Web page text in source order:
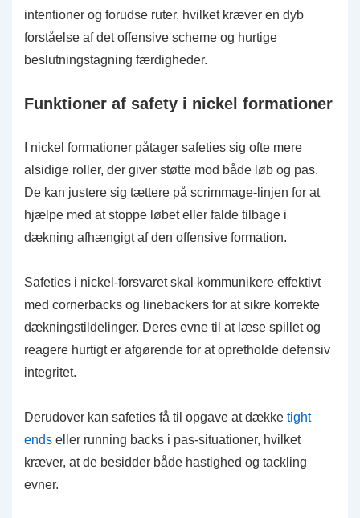
intentioner og forudse ruter, hvilket kræver en dyb
forståelse af det offensive scheme og hurtige
beslutningstagning færdigheder.
Funktioner af safety i nickel formationer
I nickel formationer påtager safeties sig ofte mere
alsidige roller, der giver støtte mod både løb og pas.
De kan justere sig tættere på scrimmage-linjen for at
hjælpe med at stoppe løbet eller falde tilbage i
dækning afhængigt af den offensive formation.
Safeties i nickel-forsvaret skal kommunikere effektivt
med cornerbacks og linebackers for at sikre korrekte
dækningstildelinger. Deres evne til at læse spillet og
reagere hurtigt er afgørende for at opretholde defensiv
integritet.
Derudover kan safeties få til opgave at dække tight
ends eller running backs i pas-situationer, hvilket
kræver, at de besidder både hastighed og tackling
evner.